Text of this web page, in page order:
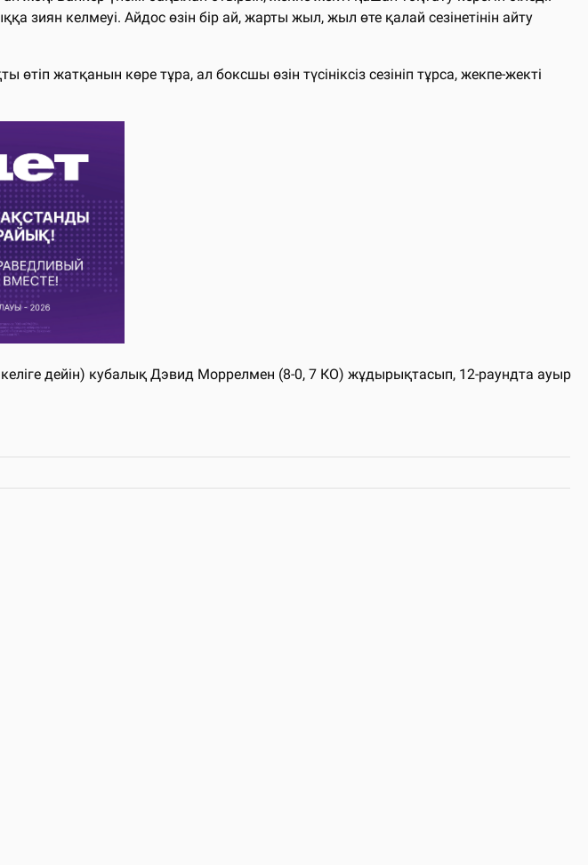
зиян келмеуі. Айдос өзін бір ай, жарты жыл, жыл өте қалай сезінетінін айту
жатқанын көре тұра, ал боксшы өзін түсініксіз сезініп тұрса, жекпе-жекті
дейін) кубалық Дэвид Моррелмен (8-0, 7 КО) жұдырықтасып, 12-раундта ауыр